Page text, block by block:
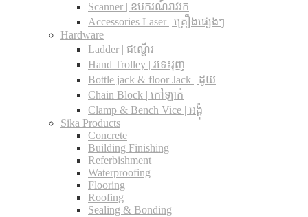
Scanner | ឧបករណ៍រាវរក
Accessories Laser | គ្រឿងផ្សេងៗ
Hardware
Ladder | ជណ្តើរ
Hand Trolley | រទេះរុញ
Bottle jack & floor Jack​ | ដូយ
Chain Block | កៅឡាក់
Clamp & Bench Vice | អង្គុំ
Sika Products
Concrete
Building Finishing
Referbishment
Waterproofing
Flooring
Roofing
Sealing & Bonding